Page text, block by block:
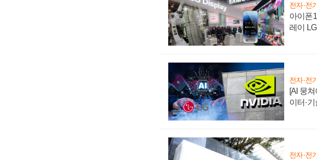
전자·전
아이폰
레이
전자·전
[AI 뭉
이터·
전자·전